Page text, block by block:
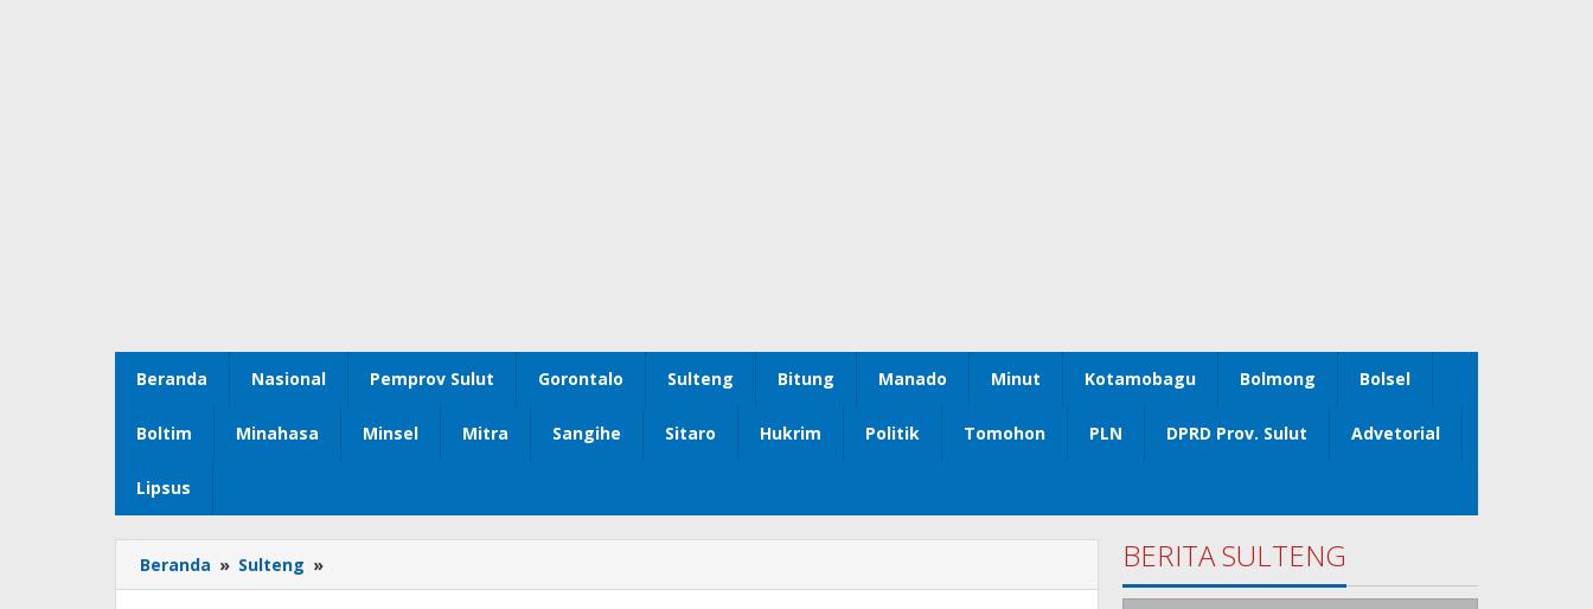
Beranda Nasional Pemprov Sulut Gorontalo Sulteng Bitung Manado Minut Kotamobagu Bolmong Bolsel
Boltim Minahasa Minsel Mitra Sangihe Sitaro Hukrim Politik Tomohon PLN DPRD Prov. Sulut Advetorial
Lipsus
Beranda » Sulteng »
Amir
BERITA SULTENG